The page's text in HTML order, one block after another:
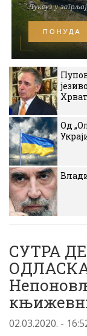
Од
СУТРА
02.03.2020. -